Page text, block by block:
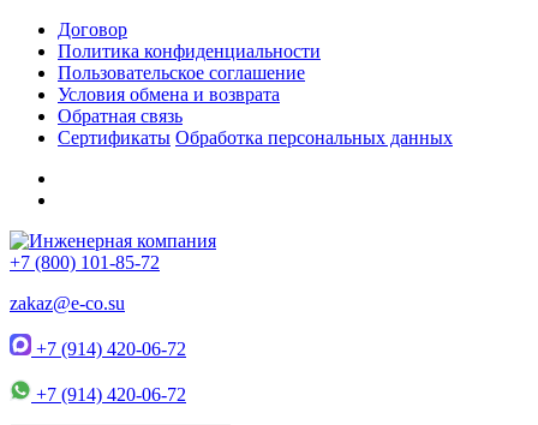
Договор
Политика конфиденциальности
Пользовательское соглашение
Условия обмена и возврата
Обратная связь
Сертификаты Обработка персональных данных
+7 (800) 101-85-72
zakaz@e-co.su
+7 (914) 420-06-72
+7 (914) 420-06-72